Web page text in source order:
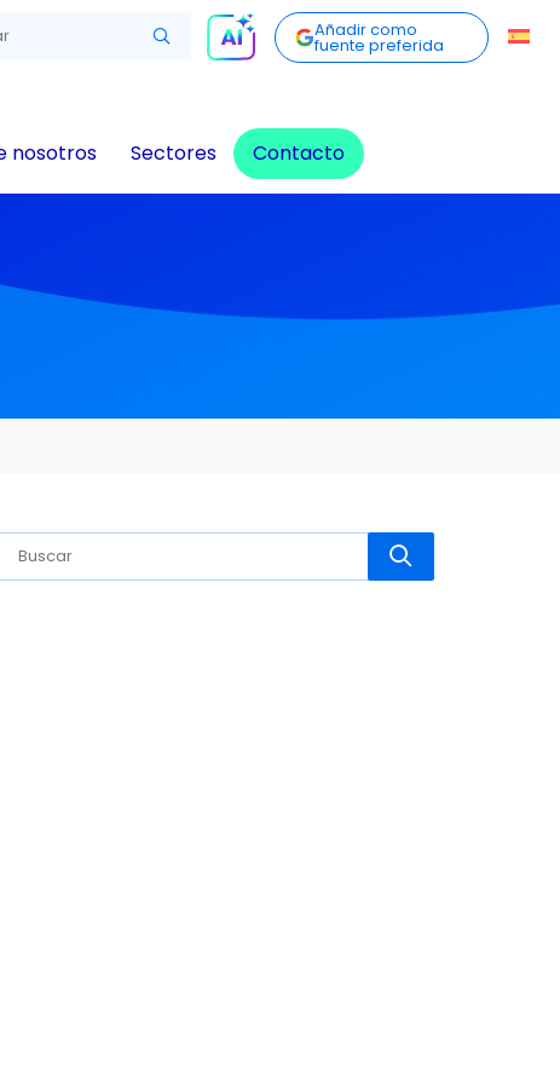
Añadir como
fuente preferida
nosotros Sectores Contacto